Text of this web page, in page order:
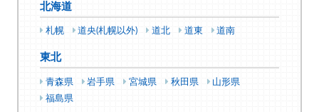
北海道
札幌 道央(札幌以外) 道北 道東 道南
東北
青森県 岩手県 宮城県 秋田県
山形県
福島県